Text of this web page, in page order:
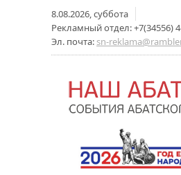
8.08.2026, суббота
Рекламный отдел: +7(34556)
Эл. почта: sn-